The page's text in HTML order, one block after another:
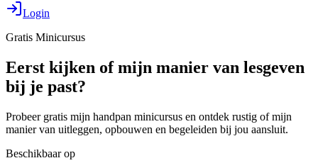
Login
Gratis Minicursus
Eerst kijken of mijn manier van lesgeven
bij je past?
Probeer gratis mijn handpan minicursus en ontdek rustig of mijn
manier van uitleggen, opbouwen en begeleiden bij jou aansluit.
Beschikbaar op